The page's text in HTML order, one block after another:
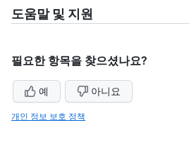
도움말 및 지원
필요한 항목을 찾으셨나요?
예 아니요
개인 정보 보호 정책